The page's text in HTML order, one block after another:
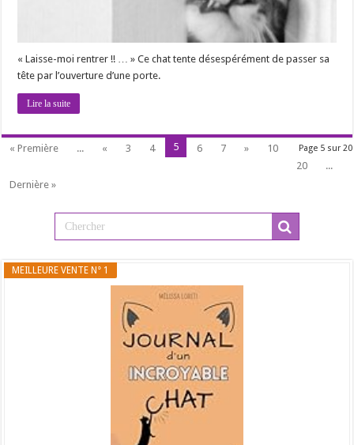
« Laisse-moi rentrer !! … » Ce chat tente désespérément de passer sa
tête par l’ouverture d’une porte.
Lire la suite
Page 5 sur 20
« Première ... « 3 4 5 6 7 »
10
20
...
Dernière »
MEILLEURE VENTE N° 1